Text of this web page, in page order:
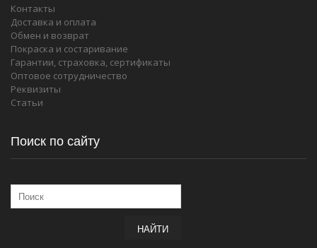
Контакты
Доставка и оплата
Обмен и возврат
Покраска и состаривание
Гарантии, страховка, сертификаты
Оптовое сотрудничество
Реквизиты
Статьи
Поиск по сайту